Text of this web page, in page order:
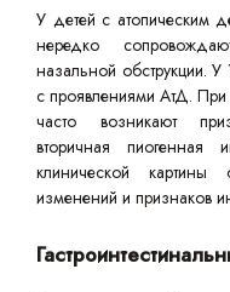
У детей с атопическим
нередко
назальной обструкции. У
с проявлениями АтД. При
часто возникают
вторичная пиогенная
клинической картины
изменений и признаков